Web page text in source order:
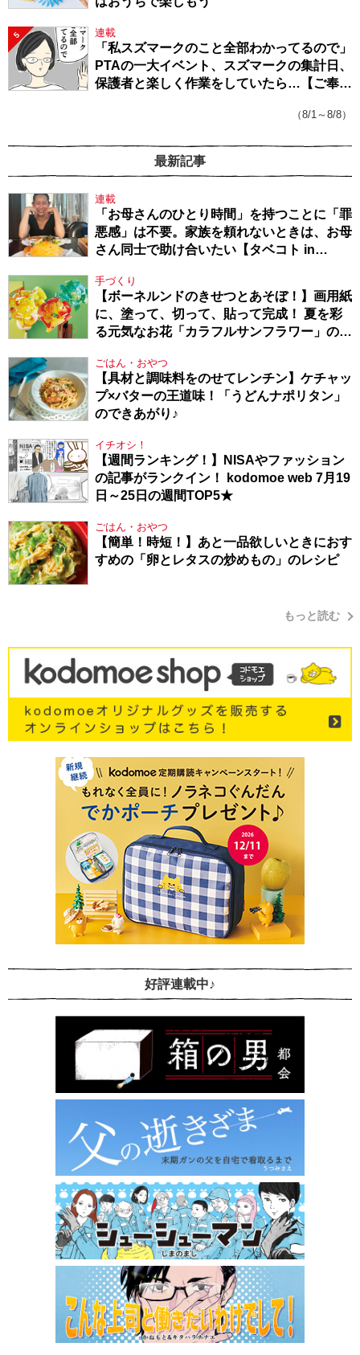
5 連載
「私スズマークのこと全部わかってるので」
PTAの一大イベント、スズマークの集計日、
保護者と楽しく作業をしていたら…【ご奉仕
（8/1～8/8）
最新記事
連載
「お母さんのひとり時間」を持つことに「罪
悪感」は不要。家族を頼れないときは、お母
さん同士で助け合いたい【タベコト in
手づくり
【ボーネルンドのきせつとあそぼ！】画用紙
に、塗って、切って、貼って完成！ 夏を彩
る元気なお花「カラフルサンフラワー」の作
ごはん・おやつ
【具材と調味料をのせてレンチン】ケチャッ
プ×バターの王道味！「うどんナポリタン」
のできあがり♪
イチオシ！
【週間ランキング！】NISAやファッション
の記事がランクイン！ kodomoe web 7月19
日～25日の週間TOP5★
ごはん・おやつ
【簡単！時短！】あと一品欲しいときにおす
すめの「卵とレタスの炒めもの」のレシピ
もっと読む
好評連載中♪